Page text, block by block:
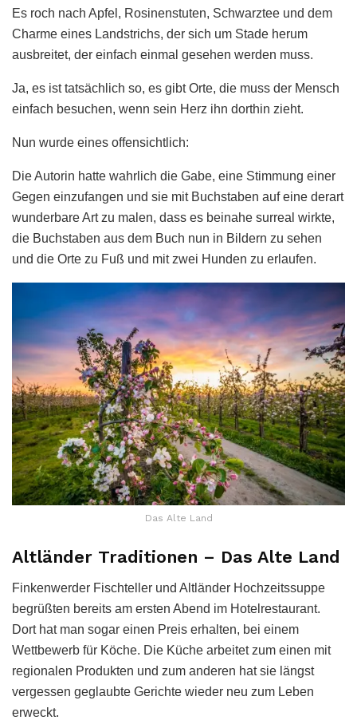
Es roch nach Apfel, Rosinenstuten, Schwarztee und dem
Charme eines Landstrichs, der sich um Stade herum
ausbreitet, der einfach einmal gesehen werden muss.
Ja, es ist tatsächlich so, es gibt Orte, die muss der Mensch
einfach besuchen, wenn sein Herz ihn dorthin zieht.
Nun wurde eines offensichtlich:
Die Autorin hatte wahrlich die Gabe, eine Stimmung einer
Gegen einzufangen und sie mit Buchstaben auf eine derart
wunderbare Art zu malen, dass es beinahe surreal wirkte,
die Buchstaben aus dem Buch nun in Bildern zu sehen
und die Orte zu Fuß und mit zwei Hunden zu erlaufen.
Das Alte Land
Altländer Traditionen – Das Alte Land
Finkenwerder Fischteller und Altländer Hochzeitssuppe
begrüßten bereits am ersten Abend im Hotelrestaurant.
Dort hat man sogar einen Preis erhalten, bei einem
Wettbewerb für Köche. Die Küche arbeitet zum einen mit
regionalen Produkten und zum anderen hat sie längst
vergessen geglaubte Gerichte wieder neu zum Leben
erweckt.